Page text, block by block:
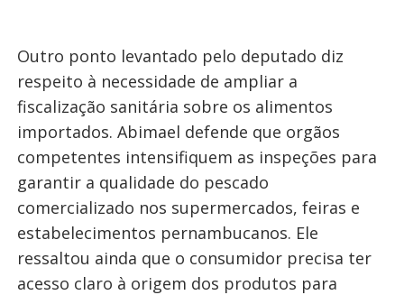
Outro ponto levantado pelo deputado diz
respeito à necessidade de ampliar a
fiscalização sanitária sobre os alimentos
importados. Abimael defende que orgãos
competentes intensifiquem as inspeções para
garantir a qualidade do pescado
comercializado nos supermercados, feiras e
estabelecimentos pernambucanos. Ele
ressaltou ainda que o consumidor precisa ter
acesso claro à origem dos produtos para